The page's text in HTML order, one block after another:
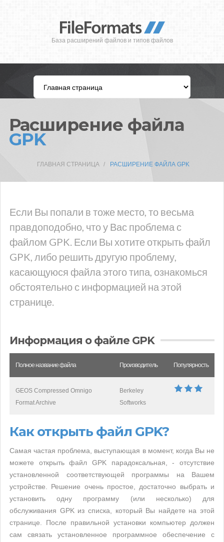
База расширений файлов и типов файлов
Расширение файла
GPK
ГЛАВНАЯ СТРАНИЦА РАСШИРЕНИЕ ФАЙЛА GPK
Если Вы попали в тоже место, то весьма
правдоподобно, что у Вас проблема с
файлом GPK. Если Вы хотите открыть файл
GPK, либо решить другую проблему,
касающуюся файла этого типа, ознакомься
обстоятельно с информацией на этой
странице.
Информация о файле GPK
Полное название файла Производитель Популярность
GEOS Compressed Omnigo
Format Archive
Berkeley
Softworks
Как открыть файл GPK?
Самая частая проблема, выступающая в момент, когда Вы не
можете открыть файл GPK парадоксальная, - отсутствие
установленной соответствующей программы на Вашем
устройстве. Решение очень простое, достаточно выбрать и
установить одну программу (или несколько) для
обслуживания GPK из списка, который Вы найдете на этой
странице. После правильной установки компьютер должен
сам связать установленное программное обеспечение с